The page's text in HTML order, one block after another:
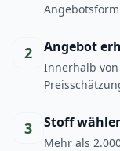
2 Angebot
Innerhalb
3 Stoff
Mehr als